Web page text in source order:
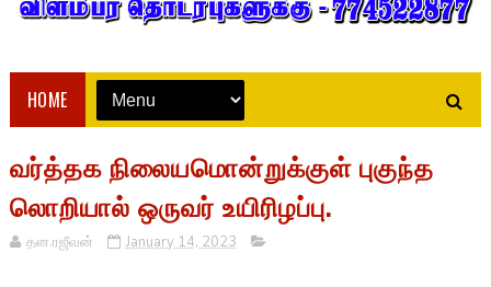
HOME
வர்த்தக நிலையமொன்றுக்குள் புகுந்த
லொறியால் ஒருவர் உயிரிழப்பு.
தன.ரஜீவன் January 14, 2023